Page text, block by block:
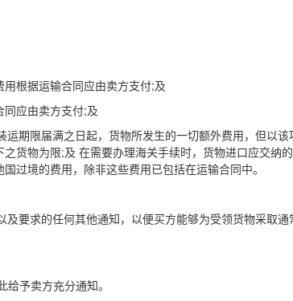
根据运输合同应由卖方支付;及
应由卖方支付;及
期限届满之日起，货物所发生的一切额外费用，但以该
货物为限;及 在需要办理海关手续时，货物进口应交纳
过境的费用，除非这些费用已包括在运输合同中。
要求的任何其他通知，以便买方能够为受领货物采取通
予卖方充分通知。